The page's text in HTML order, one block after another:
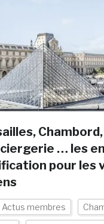
… les
pour les
Actus membres